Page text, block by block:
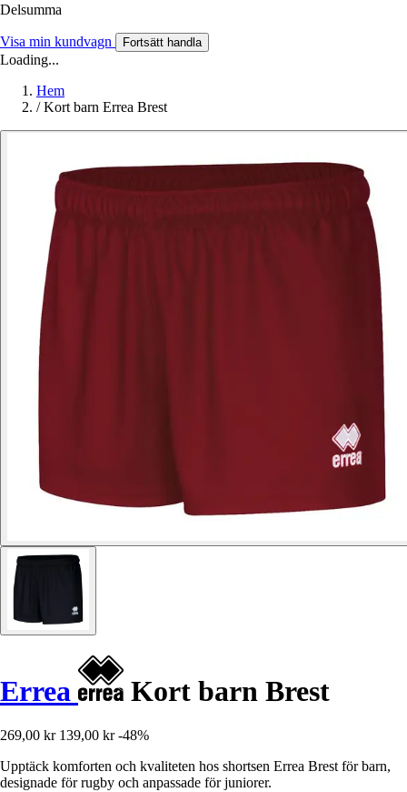
Delsumma
Visa min kundvagn Fortsätt handla
Loading...
Hem
/ Kort barn Errea Brest
Errea Kort barn Brest
269,00 kr 139,00 kr -48%
Upptäck komforten och kvaliteten hos shortsen Errea Brest för barn,
designade för rugby och anpassade för juniorer.